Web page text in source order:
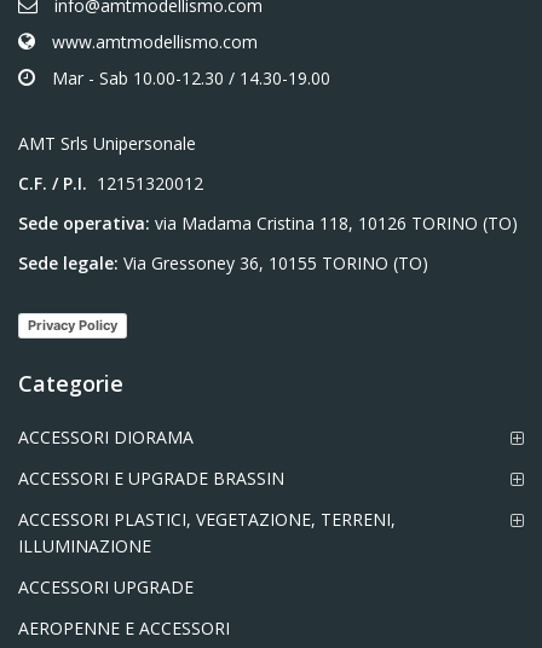
info@amtmodellismo.com
www.amtmodellismo.com
Mar - Sab 10.00-12.30 / 14.30-19.00
AMT Srls Unipersonale
C.F. / P.I. 12151320012
Sede operativa: via Madama Cristina 118, 10126 TORINO (TO)
Sede legale: Via Gressoney 36, 10155 TORINO (TO)
Privacy Policy
Categorie
ACCESSORI DIORAMA
ACCESSORI E UPGRADE BRASSIN
ACCESSORI PLASTICI, VEGETAZIONE, TERRENI,
ILLUMINAZIONE
ACCESSORI UPGRADE
AEROPENNE E ACCESSORI